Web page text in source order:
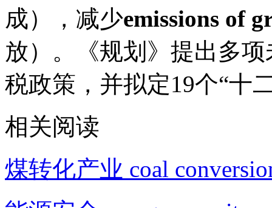
成），减少emissions of
放）。《规划》提出多
税政策，并拟定19个“十
相关阅读
煤转化产业 coal